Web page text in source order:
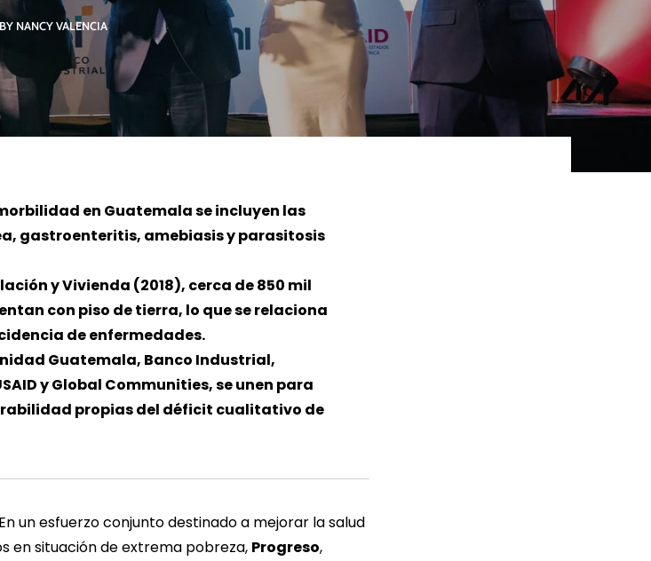
LEER MÁS LEER MÁS LEER MÁS
BY NANCY VALENCIA
en Guatemala se incluyen las
gastroenteritis, amebiasis y parasitosis
y Vivienda (2018), cerca de 850 mil
con piso de tierra, lo que se relaciona
de enfermedades.
Guatemala, Banco Industrial,
y Global Communities, se unen para
propias del déficit cualitativo de
un esfuerzo conjunto destinado a mejorar la salud
en situación de extrema pobreza, Progreso,